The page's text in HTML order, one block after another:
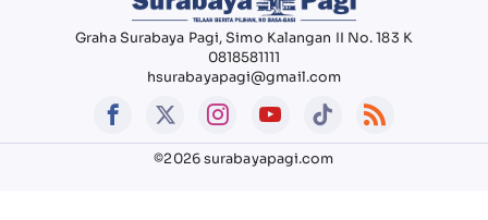
Graha Surabaya Pagi, Simo Kalangan II No. 183 K
0818581111
hsurabayapagi@gmail.com
©2026 surabayapagi.com